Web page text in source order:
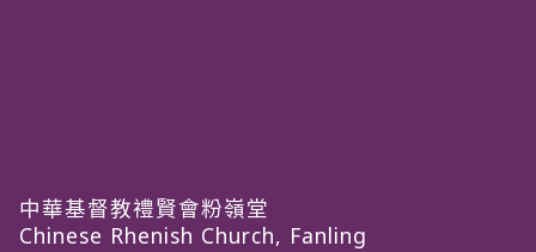
中華基督教禮賢會粉嶺堂
Chinese Rhenish Church, Fanling